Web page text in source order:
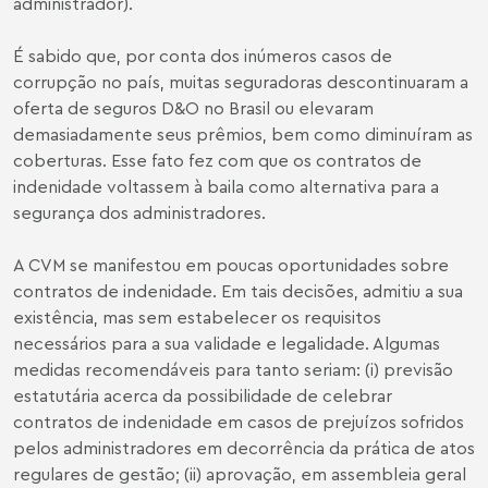
É sabido que, por conta dos inúmeros casos de
corrupção no país, muitas seguradoras descontinuaram a
oferta de seguros D&O no Brasil ou elevaram
demasiadamente seus prêmios, bem como diminuíram as
coberturas. Esse fato fez com que os contratos de
indenidade voltassem à baila como alternativa para a
segurança dos administradores.
A CVM se manifestou em poucas oportunidades sobre
contratos de indenidade. Em tais decisões, admitiu a sua
existência, mas sem estabelecer os requisitos
necessários para a sua validade e legalidade. Algumas
medidas recomendáveis para tanto seriam: (i) previsão
estatutária acerca da possibilidade de celebrar
contratos de indenidade em casos de prejuízos sofridos
pelos administradores em decorrência da prática de atos
regulares de gestão; (ii) aprovação, em assembleia geral